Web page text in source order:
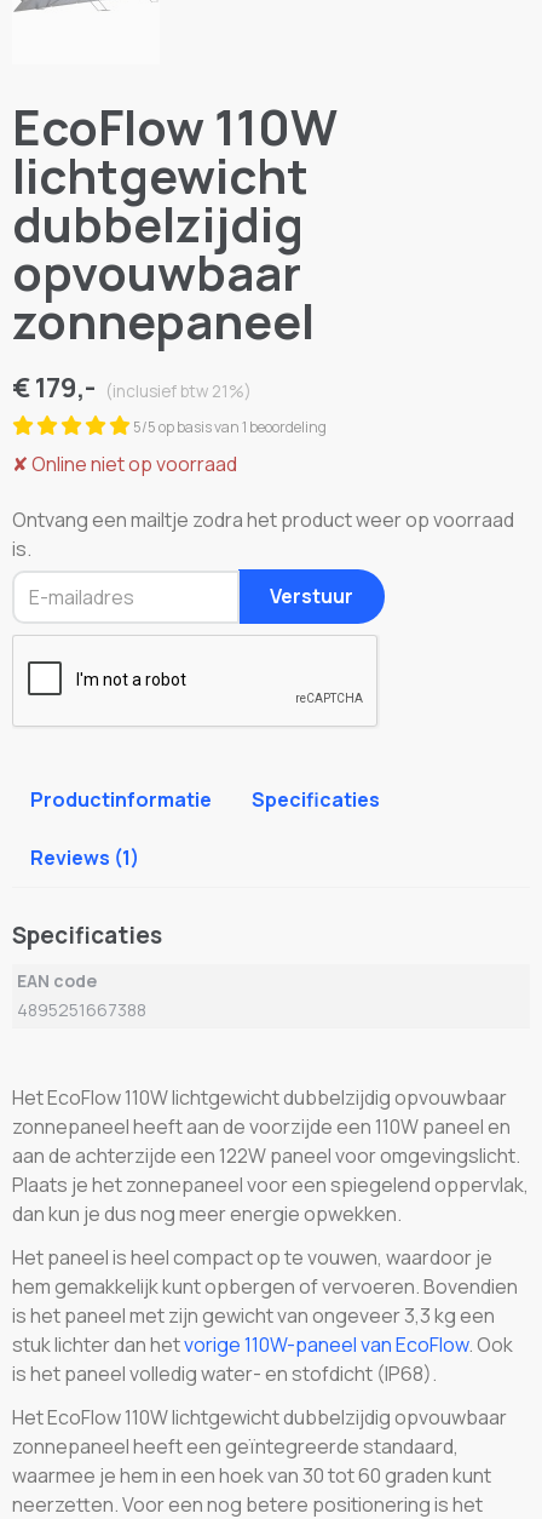
EcoFlow 110W
lichtgewicht
dubbelzijdig
opvouwbaar
zonnepaneel
€ 179,- (inclusief btw 21%)
5/5 op basis van 1 beoordeling
✘Online niet op voorraad
Ontvang een mailtje zodra het product weer op voorraad
is.
Verstuur
Productinformatie Specificaties
Reviews (1)
Specificaties
EAN code
4895251667388
Het EcoFlow 110W lichtgewicht dubbelzijdig opvouwbaar
zonnepaneel heeft aan de voorzijde een 110W paneel en
aan de achterzijde een 122W paneel voor omgevingslicht.
Plaats je het zonnepaneel voor een spiegelend oppervlak,
dan kun je dus nog meer energie opwekken.
Het paneel is heel compact op te vouwen, waardoor je
hem gemakkelijk kunt opbergen of vervoeren. Bovendien
is het paneel met zijn gewicht van ongeveer 3,3 kg een
stuk lichter dan hetvorige 110W-paneel van EcoFlow. Ook
is het paneel volledig water- en stofdicht (IP68).
Het EcoFlow 110W lichtgewicht dubbelzijdig opvouwbaar
zonnepaneel heeft een geïntegreerde standaard,
waarmee je hem in een hoek van 30 tot 60 graden kunt
neerzetten. Voor een nog betere positionering is het